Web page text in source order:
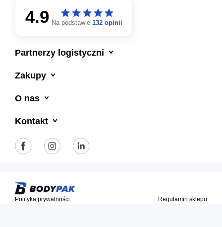
4.9 starstarstarstarstar
starstarstarstarstar
Na podstawie 132 opinii
Partnerzy logistyczni
Zakupy
O nas
Kontakt
Polityka prywatności Regulamin sklepu